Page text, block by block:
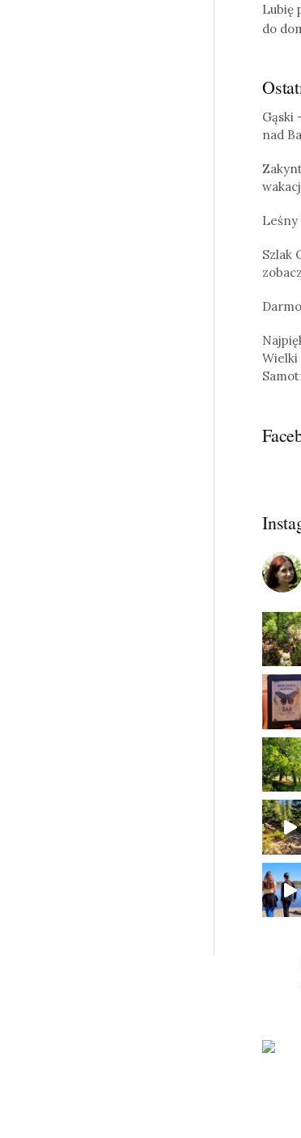
Lubię
do
Gąski
nad
Leśny
Szlak
Wielki